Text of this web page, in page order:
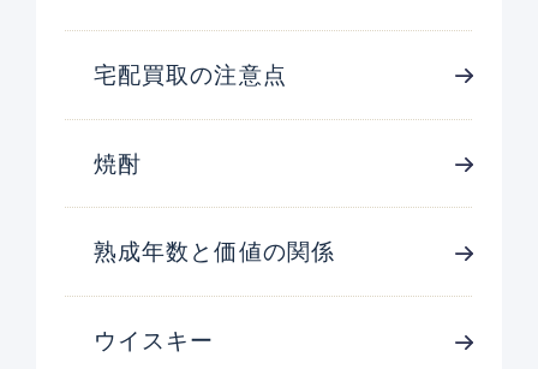
宅配買取の注意点
焼酎
熟成年数と価値の関係
ウイスキー